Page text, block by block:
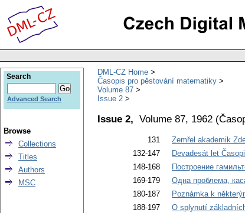
DML-CZ Home
Časopis pro pěstování matematiky
Volume 87
Issue 2
Issue 2, Volume 87, 1962 (
131 Zemřel akademik
132-147
Devadesát let
148-168
Построение
169-179
Одна проблема,
180-187
Poznámka k
188-197
O splynutí
Search
Advanced Search
Browse
Collections
Titles
Authors
MSC